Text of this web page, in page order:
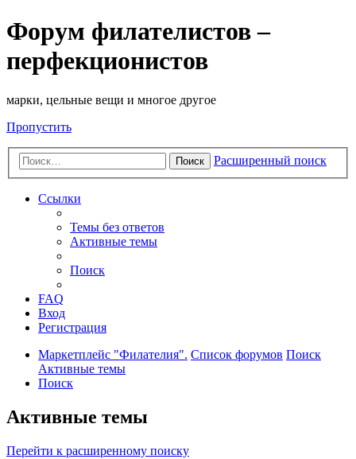
Форум филателистов –
перфекционистов
марки, цельные вещи и многое другое
Пропустить
Поиск Расширенный поиск
Ссылки
Темы без ответов
Активные темы
Поиск
FAQ
Вход
Регистрация
Маркетплейс "Филателия". Список форумов Поиск
Активные темы
Поиск
Активные темы
Перейти к расширенному поиску